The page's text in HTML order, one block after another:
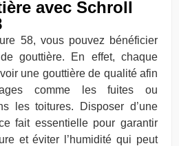
avec Schroll
58, vous pouvez bénéficier
gouttière. En effet, chaque
une gouttière de qualité afin
comme les fuites ou
les toitures. Disposer d’une
fait essentielle pour garantir
et éviter l’humidité qui peut